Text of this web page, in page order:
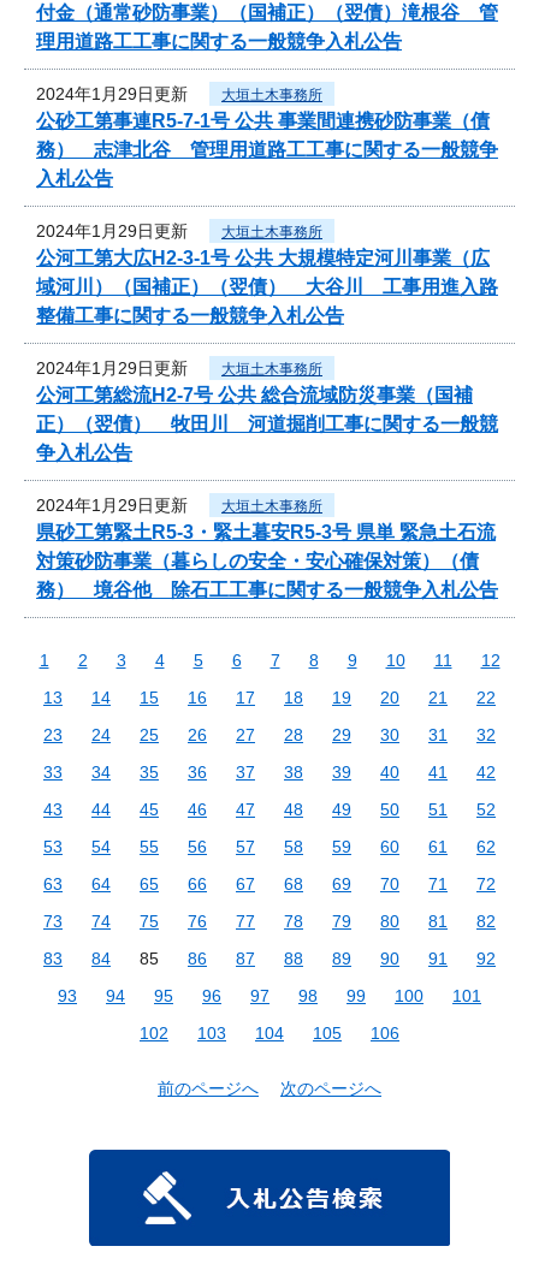
付金（通常砂防事業）（国補正）（翌債）滝根谷 管
理用道路工工事に関する一般競争入札公告
2024年1月29日更新 大垣土木事務所
公砂工第事連R5-7-1号 公共 事業間連携砂防事業（債
務） 志津北谷 管理用道路工工事に関する一般競争
入札公告
2024年1月29日更新 大垣土木事務所
公河工第大広H2-3-1号 公共 大規模特定河川事業（広
域河川）（国補正）（翌債） 大谷川 工事用進入路
整備工事に関する一般競争入札公告
2024年1月29日更新 大垣土木事務所
公河工第総流H2-7号 公共 総合流域防災事業（国補
正）（翌債） 牧田川 河道掘削工事に関する一般競
争入札公告
2024年1月29日更新 大垣土木事務所
県砂工第緊土R5-3・緊土暮安R5-3号 県単 緊急土石流
対策砂防事業（暮らしの安全・安心確保対策）（債
務） 境谷他 除石工工事に関する一般競争入札公告
1 2 3 4 5 6 7 8 9 10 11
12
13
14 15 16 17 18 19 20 21
22
23
24 25 26 27 28 29 30 31
32
33
34 35 36 37 38 39 40 41
42
43
44 45 46 47 48 49 50 51
52
53
54 55 56 57 58 59 60 61
62
63
64 65 66 67 68 69 70 71
72
73
74 75 76 77 78 79 80 81
82
83
84 85 86 87 88 89 90 91
92
93
94 95 96 97 98 99 100
101
102
103 104 105 106
前のページへ 次のページへ